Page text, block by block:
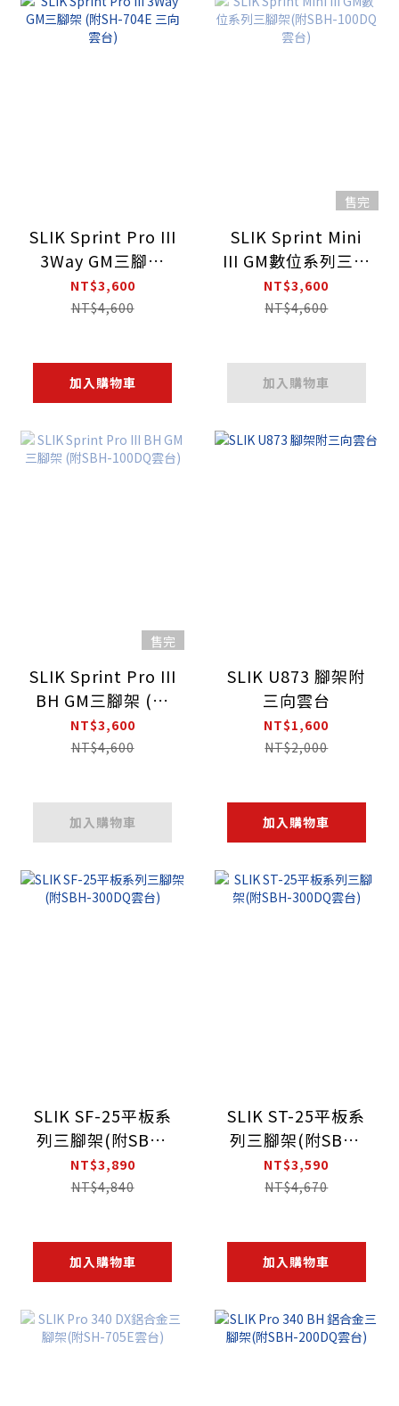
SLIK Sprint Pro III
3Way GM三腳架
(附SH-704E 三向雲
台)
NT$3,600
NT$4,600
加入購物車
售完
SLIK Sprint Mini
III GM數位系列三腳
架(附SBH-100DQ
雲台)
NT$3,600
NT$4,600
加入購物車
售完
SLIK Sprint Pro III
BH GM三腳架 (附
SBH-100DQ雲台)
NT$3,600
NT$4,600
加入購物車
SLIK U873 腳架附
三向雲台
NT$1,600
NT$2,000
加入購物車
SLIK SF-25平板系
列三腳架(附SBH-
300DQ雲台)
NT$3,890
NT$4,840
加入購物車
SLIK ST-25平板系
列三腳架(附SBH-
300DQ雲台)
NT$3,590
NT$4,670
加入購物車